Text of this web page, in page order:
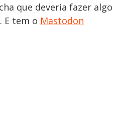
que deveria fazer algo
E tem o Mastodon